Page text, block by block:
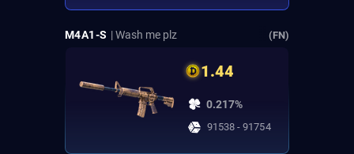
M4A1-S | Wash me plz (FN)
1.44
0.217%
91538 - 91754